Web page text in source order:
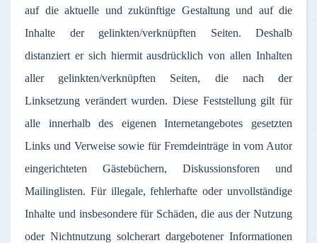
aufdie aktuelle und zukünftige Gestaltungund aufdie
Inhalte
der gelinkten/verknüpften Seiten. Deshalb
distanziert er sich hiermit ausdrücklich vonallen Inhalten
aller
gelinkten/verknüpften Seiten, die nach
der
Linksetzung verändert wurden.Diese Feststellunggiltfür
alle
innerhalbdes eigenen Internetangebotes
gesetzten
Links und Verweise sowie für Fremdeinträgeinvom Autor
eingerichteten
Gästebüchern, Diskussionsforen und
Mailinglisten. Für illegale,fehlerhafte oder unvollständige
Inhalte und insbesondere für Schäden, die aus der Nutzung
oder Nichtnutzung solcherart dargebotener Informationen